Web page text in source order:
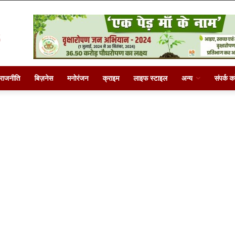
राजनीति बिज़नेस मनोरंजन क्राइम लाइफ स्टाइल अन्य संपर्क